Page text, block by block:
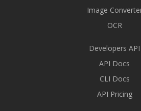
Image
OCR
Developers API
API Docs
CLI Docs
API Pricing